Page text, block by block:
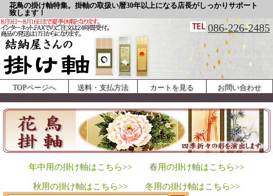
花鳥の掛け軸特集。掛軸の取扱い暦30年以上になる店長がしっかりサポート
致します！
086-226-2485
TOPページへ 送料・支払方法 カートを見る お問い合わせ
年中用の掛け軸はこちら>> 春用の掛け軸はこちら>>
秋用の掛け軸はこちら>> 冬用の掛け軸はこちら>>